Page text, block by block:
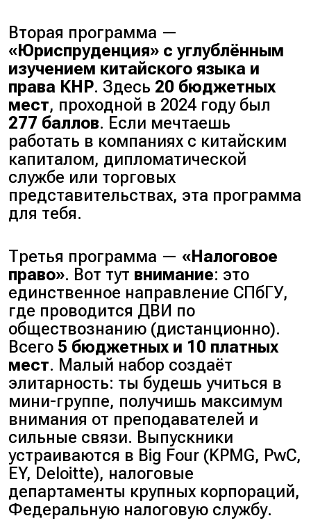
Вторая программа —
«Юриспруденция» с углублённым
изучением китайского языка и
права КНР. Здесь 20 бюджетных
мест, проходной в 2024 году был
277 баллов. Если мечтаешь
работать в компаниях с китайским
капиталом, дипломатической
службе или торговых
представительствах, эта программа
для тебя.
Третья программа — «Налоговое
право». Вот тут внимание: это
единственное направление СПбГУ,
где проводится ДВИ по
обществознанию (дистанционно).
Всего 5 бюджетных и 10 платных
мест. Малый набор создаёт
элитарность: ты будешь учиться в
мини-группе, получишь максимум
внимания от преподавателей и
сильные связи. Выпускники
устраиваются в Big Four (KPMG, PwC,
EY, Deloitte), налоговые
департаменты крупных корпораций,
Федеральную налоговую службу.